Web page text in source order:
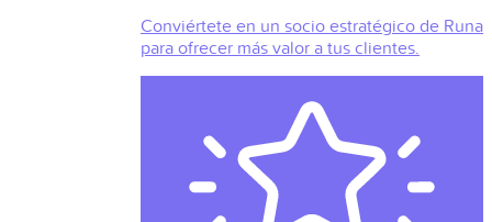
Conviértete en un socio estratégico de Runa
para ofrecer más valor a tus clientes.